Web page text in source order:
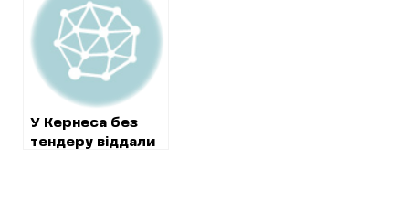
отримала підряд
на охорону Парку
Горького
У Кернеса без
тендеру віддали